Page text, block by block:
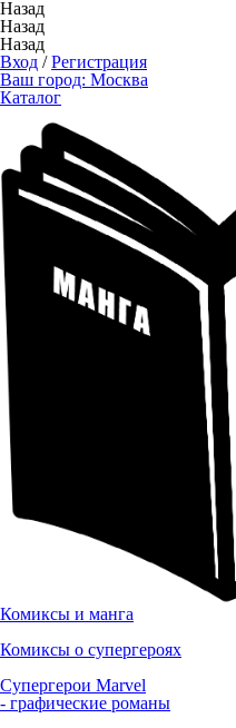
Назад
Назад
Назад
Вход /Регистрация
Ваш город: Москва
Каталог
Комиксы и манга
Комиксы о супергероях
Супергерои Marvel
- графические романы